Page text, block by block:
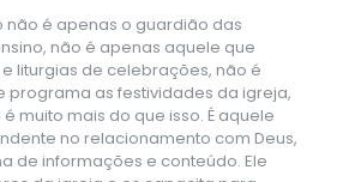
não é apenas o guardião das
não é apenas aquele que
liturgias de celebrações, não é
programa as festividades da igreja,
muito mais do que isso. É aquele
no relacionamento com Deus,
de informações e conteúdo. Ele